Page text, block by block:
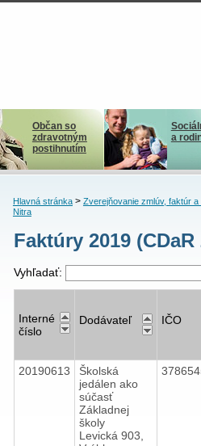
Občan so
zdravotným
postihnutím
a
Hlavná stránka> Zverejňovanie zmlúv, faktúr a
Nitra
Faktúry 2019
Vyhľadať:
Interné
číslo
Dodávateľ IČO
20190613
Školská
jedálen ako
súčasť
Základnej
školy
Levická 903,